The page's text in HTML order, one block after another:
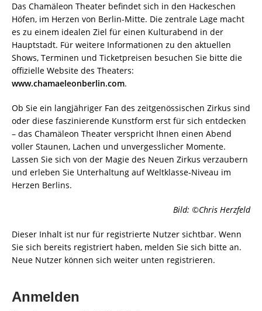
Das Chamäleon Theater befindet sich in den Hackeschen
Höfen, im Herzen von Berlin-Mitte. Die zentrale Lage macht
es zu einem idealen Ziel für einen Kulturabend in der
Hauptstadt. Für weitere Informationen zu den aktuellen
Shows, Terminen und Ticketpreisen besuchen Sie bitte die
offizielle Website des Theaters:
www.chamaeleonberlin.com.
Ob Sie ein langjähriger Fan des zeitgenössischen Zirkus sind
oder diese faszinierende Kunstform erst für sich entdecken
– das Chamäleon Theater verspricht Ihnen einen Abend
voller Staunen, Lachen und unvergesslicher Momente.
Lassen Sie sich von der Magie des Neuen Zirkus verzaubern
und erleben Sie Unterhaltung auf Weltklasse-Niveau im
Herzen Berlins.
Bild: ©Chris Herzfeld
Dieser Inhalt ist nur für registrierte Nutzer sichtbar. Wenn
Sie sich bereits registriert haben, melden Sie sich bitte an.
Neue Nutzer können sich weiter unten registrieren.
Anmelden